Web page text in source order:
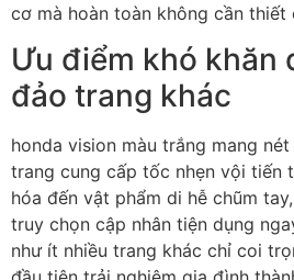
cơ mà hoàn toàn không cần
Ưu điểm khó khăn
đảo trang khác
honda vision màu trắng mang
trang cung cấp tốc nhẹn vội tiến
hóa đến vật phẩm di hễ chũm
truy chọn cập nhân tiện dụng
như ít nhiều trang khác chỉ coi